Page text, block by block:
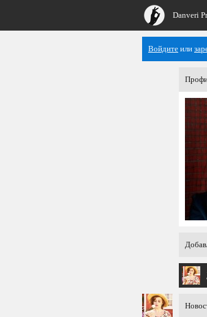
Danveri
Войдите или